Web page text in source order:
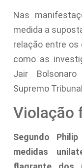
Nas
medida a
relação entre os
como as
Jair
Supremo
Violação
Segundo
medidas